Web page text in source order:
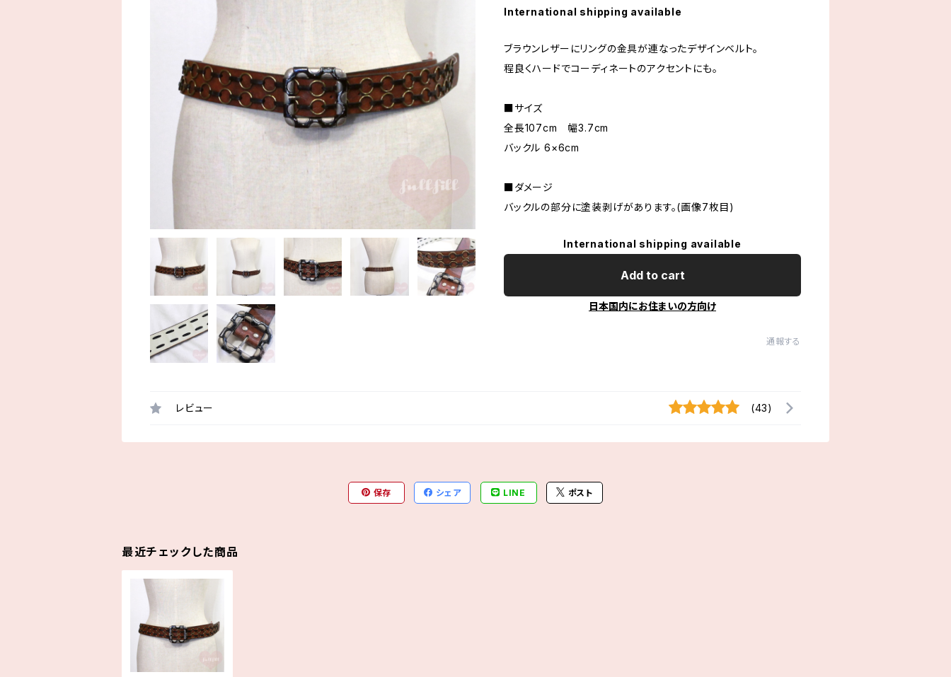
International shipping available
ブラウンレザーにリングの金具が連なったデザインベルト。
程良くハードでコーディネートのアクセントにも。
■サイズ
全長107cm 幅3.7cm
バックル 6×6cm
■ダメージ
バックルの部分に塗装剥げがあります。(画像7枚目)
International shipping available
Add to cart
日本国内にお住まいの方向け
通報する
レビュー (43)
保存 シェア LINE ポスト
最近チェックした商品